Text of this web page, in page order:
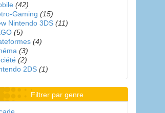
(42)
Gaming (15)
Nintendo 3DS (11)
(5)
(4)
(3)
(2)
2DS (1)
Filtrer par genre